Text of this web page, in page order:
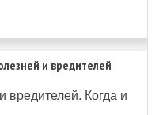
и вредителей
Когда и